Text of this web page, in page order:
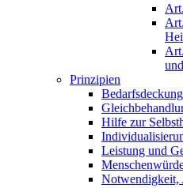
Prinzipien
Bedarfsdeckung
Hilfe zur
Leistung und
Notwendigkeit,